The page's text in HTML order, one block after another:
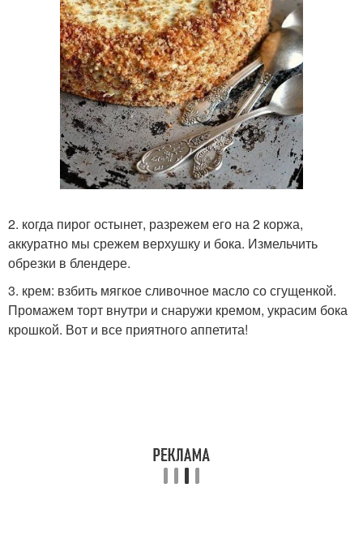
2. когда пирог остынет, разрежем его на 2 коржа,
аккуратно мы срежем верхушку и бока. Измельчить
обрезки в блендере.
3. крем: взбить мягкое сливочное масло со сгущенкой.
Промажем торт внутри и снаружи кремом, украсим бока
крошкой. Вот и все приятного аппетита!